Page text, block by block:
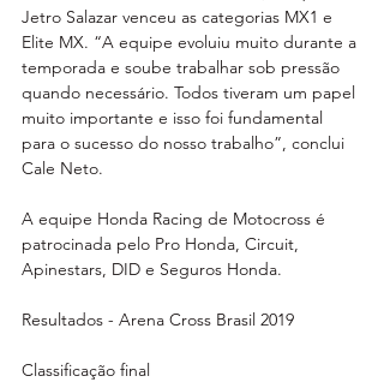
Jetro Salazar venceu as categorias MX1 e
Elite MX. “A equipe evoluiu muito durante a
temporada e soube trabalhar sob pressão
quando necessário. Todos tiveram um papel
muito importante e isso foi fundamental
para o sucesso do nosso trabalho”, conclui
Cale Neto.
A equipe Honda Racing de Motocross é
patrocinada pelo Pro Honda, Circuit,
Apinestars, DID e Seguros Honda.
Resultados - Arena Cross Brasil 2019
Classificação final